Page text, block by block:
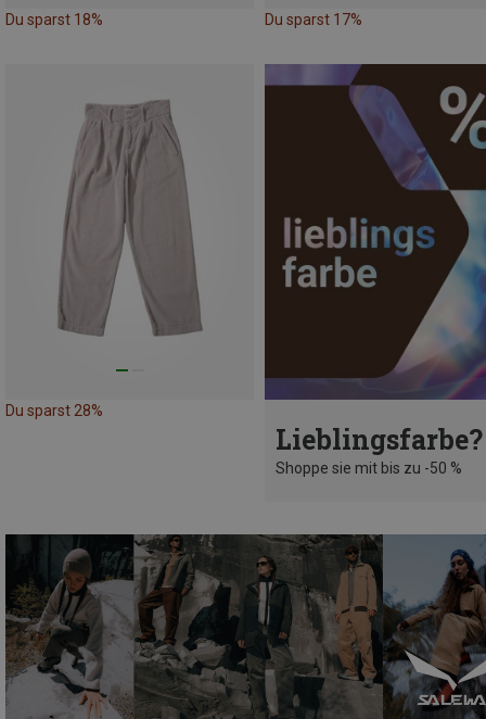
Du sparst 18% Du sparst 17%
Du sparst 28%
Lieblingsfarbe?
Shoppe sie mit bis zu -50 %